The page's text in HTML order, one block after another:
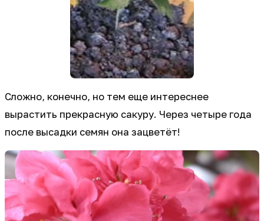
Сложно, конечно, но тем еще интереснее
вырастить прекрасную сакуру. Через четыре года
после высадки семян она зацветёт!